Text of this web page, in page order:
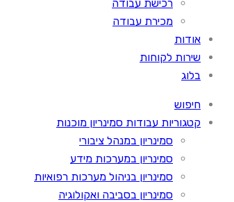
רכישת עבודה
מכירת עבודה
אודות
שירות לקוחות
בלוג
חיפוש
קטגוריות עבודות סמינריון מוכנות
סמינריון במנהל ציבורי
סמינריון במערכות מידע
סמינריון בניהול מערכות רפואיות
סמינריון בסביבה ואקולוגיה